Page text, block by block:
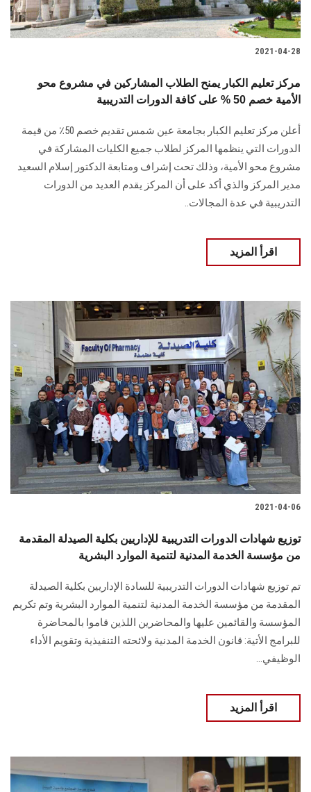
2021-04-28
مركز تعليم الكبار يمنح الطلاب المشاركين في مشروع محو
الأمية خصم 50 % على كافة الدورات التدريبية
أعلن مركز تعليم الكبار بجامعة عين شمس تقديم خصم 50٪ من قيمة
الدورات التي ينظمها المركز لطلاب جميع الكليات المشاركة في
مشروع محو الأمية، وذلك تحت إشراف ومتابعة الدكتور إسلام السعيد
مدير المركز والذي أكد على أن المركز يقدم العديد من الدورات
التدريبية في عدة المجالات..
اقرأ المزيد
2021-04-06
توزيع شهادات الدورات التدريبية للإداريين بكلية الصيدلة المقدمة
من مؤسسة الخدمة المدنية لتنمية الموارد البشرية
تم توزيع شهادات الدورات التدريبية للسادة الإداريين بكلية الصيدلة
المقدمة من مؤسسة الخدمة المدنية لتنمية الموارد البشرية وتم تكريم
المؤسسة والقائمين عليها والمحاضرين اللذين قاموا بالمحاضرة
للبرامج الأتية: قانون الخدمة المدنية ولائحته التنفيذية وتقويم الأداء
الوظيفي...
اقرأ المزيد